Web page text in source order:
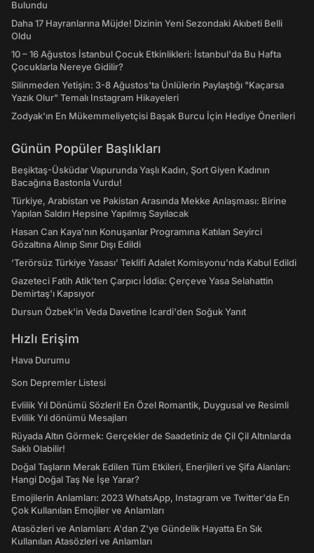
Bulundu
Daha 17 Hayranlarına Müjde! Dizinin Yeni Sezondaki Akıbeti Belli
Oldu
10 – 16 Ağustos İstanbul Çocuk Etkinlikleri: İstanbul'da Bu Hafta
Çocuklarla Nereye Gidilir?
Silinmeden Yetişin: 3-8 Ağustos'ta Ünlülerin Paylaştığı "Kaçarsa
Yazık Olur" Temalı Instagram Hikayeleri
Zodyak'ın En Mükemmeliyetçisi Başak Burcu İçin Hediye Önerileri
Günün Popüler Başlıkları
Beşiktaş-Üsküdar Vapurunda Yaşlı Kadın, Şort Giyen Kadının
Bacağına Bastonla Vurdu!
Türkiye, Arabistan ve Pakistan Arasında Mekke Anlaşması: Birine
Yapılan Saldırı Hepsine Yapılmış Sayılacak
Hasan Can Kaya’nın Konuşanlar Programına Katılan Seyirci
Gözaltına Alınıp Sınır Dışı Edildi
‘Terörsüz Türkiye Yasası’ Teklifi Adalet Komisyonu'nda Kabul Edildi
Gazeteci Fatih Atik'ten Çarpıcı İddia: Çerçeve Yasa Selahattin
Demirtaş'ı Kapsıyor
Dursun Özbek'in Veda Davetine Icardi'den Soğuk Yanıt
Hızlı Erişim
Hava Durumu
Son Depremler Listesi
Evlilik Yıl Dönümü Sözleri! En Özel Romantik, Duygusal ve Resimli
Evlilik Yıl dönümü Mesajları
Rüyada Altın Görmek: Gerçekler de Saadetiniz de Çil Çil Altınlarda
Saklı Olabilir!
Doğal Taşların Merak Edilen Tüm Etkileri, Enerjileri ve Şifa Alanları:
Hangi Doğal Taş Ne İşe Yarar?
Emojilerin Anlamları: 2023 WhatsApp, Instagram ve Twitter'da En
Çok Kullanılan Emojiler ve Anlamları
Atasözleri ve Anlamları: A'dan Z'ye Gündelik Hayatta En Sık
Kullanılan Atasözleri ve Anlamları